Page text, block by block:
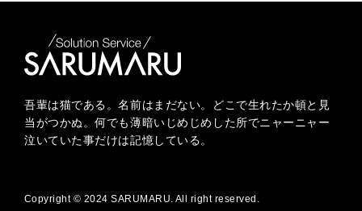
吾輩は猫である。名前はまだない。どこで生れたか頓と見
当がつかぬ。何でも薄暗いじめじめした所でニャーニャー
泣いていた事だけは記憶している。
Copyright © 2024 SARUMARU. All right reserved.